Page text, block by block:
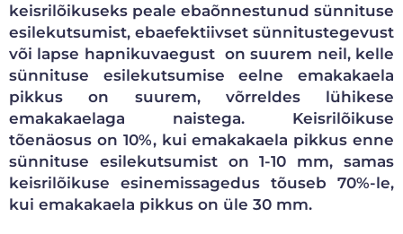
keisrilõikuseks peale ebaõnnestunud sünnituse
esilekutsumist, ebaefektiivset sünnitustegevust
või lapse hapnikuvaegust on suurem neil, kelle
sünnituse esilekutsumise eelne emakakaela
pikkus on suurem, võrreldes lühikese
emakakaelaga naistega. Keisrilõikuse
tõenäosus on 10%, kui emakakaela pikkus enne
sünnituse esilekutsumist on 1-10 mm, samas
keisrilõikuse esinemissagedus tõuseb 70%-le,
kui emakakaela pikkus on üle 30 mm.